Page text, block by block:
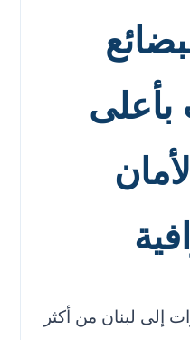
بأعلى
إلى لبنان من أكثر